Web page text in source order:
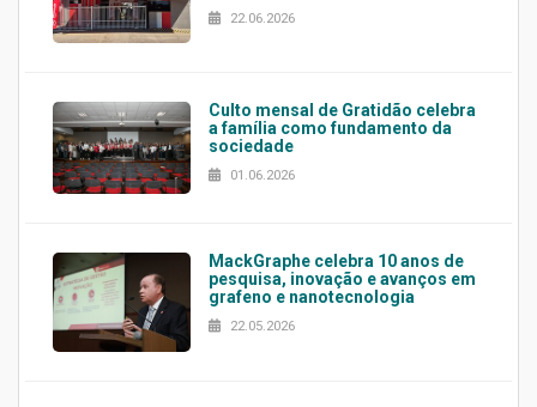
22.06.2026
Culto mensal de Gratidão celebra
a família como fundamento da
sociedade
01.06.2026
MackGraphe celebra 10 anos de
pesquisa, inovação e avanços em
grafeno e nanotecnologia
22.05.2026